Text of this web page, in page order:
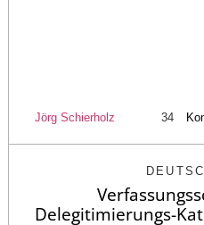
Jörg Schierholz 34
Delegitimierungs-